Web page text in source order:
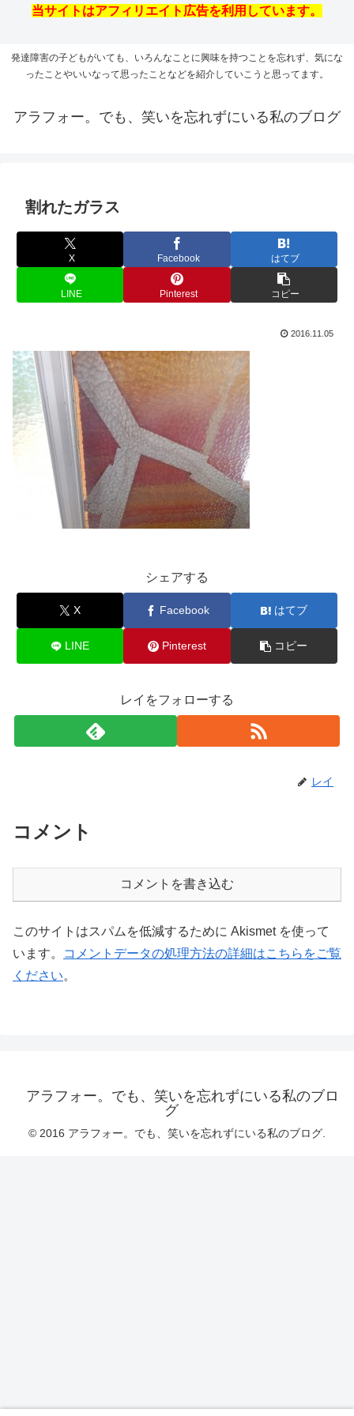
当サイトはアフィリエイト広告を利用しています。
発達障害の子どもがいても、いろんなことに興味を持つことを忘れず、気にな
ったことやいいなって思ったことなどを紹介していこうと思ってます。
アラフォー。でも、笑いを忘れずにいる私のブログ
割れたガラス
X Facebook はてブ
LINE Pinterest コピー
2016.11.05
シェアする
X Facebook はてブ
LINE Pinterest コピー
レイをフォローする
レイ
コメント
コメントを書き込む
このサイトはスパムを低減するために Akismet を使って
います。
コメントデータの処理方法の詳細はこちらをご覧
ください。
アラフォー。でも、笑いを忘れずにいる私のブロ
グ
© 2016 アラフォー。でも、笑いを忘れずにいる私のブログ.